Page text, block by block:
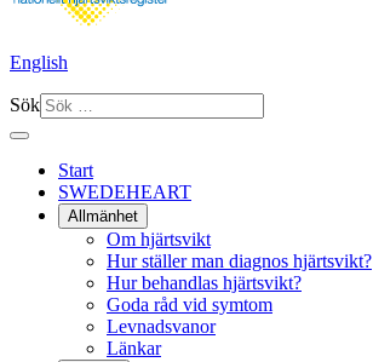
English
Sök
Start
SWEDEHEART
Allmänhet
Om hjärtsvikt
Hur ställer man diagnos hjärtsvikt?
Hur behandlas hjärtsvikt?
Goda råd vid symtom
Levnadsvanor
Länkar